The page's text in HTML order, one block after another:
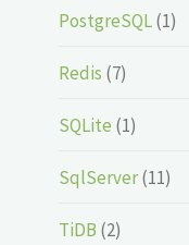
PostgreSQL(1)
Redis (7)
SQLite (1)
SqlServer(11)
TiDB (2)